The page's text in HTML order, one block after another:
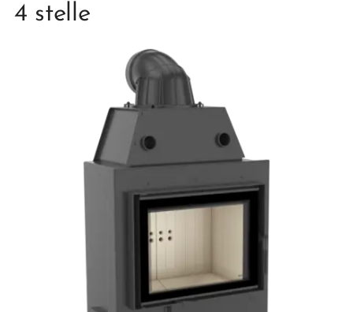
4 stelle